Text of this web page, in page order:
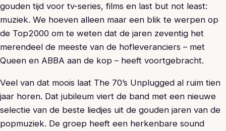
gouden tijd voor tv-series, films en last but not least:
muziek. We hoeven alleen maar een blik te werpen op
de Top2000 om te weten dat de jaren zeventig het
merendeel de meeste van de hofleveranciers – met
Queen en ABBA aan de kop – heeft voortgebracht.
Veel van dat moois laat The 70’s Unplugged al ruim tien
jaar horen. Dat jubileum viert de band met een nieuwe
selectie van de beste liedjes uit de gouden jaren van de
popmuziek. De groep heeft een herkenbare sound